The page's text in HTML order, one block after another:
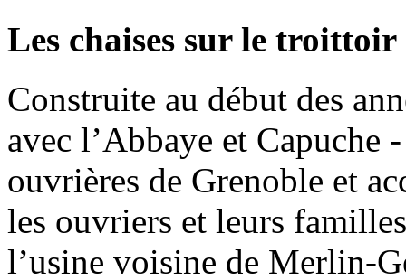
Les chaises sur le troittoir
Construite au début des
avec l’Abbaye et Capuche
ouvrières de Grenoble et
les ouvriers et leurs
l’usine voisine de Merlin-